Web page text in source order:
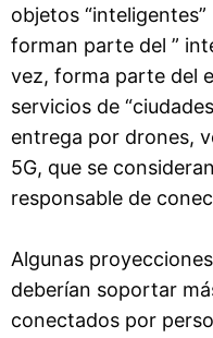
objetos
forman parte del ”
vez, forma parte del
servicios de
entrega por drones,
5G, que se
responsable de
Algunas
deberían soportar
conectados por